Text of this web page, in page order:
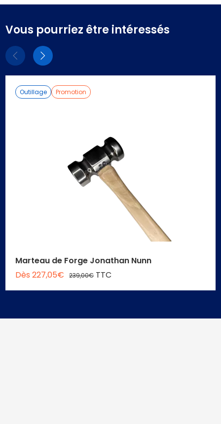
Vous pourriez être intéressés
ElémentsEléments
Outillage Promotion
Marteau de Forge Jonathan Nunn
Dès 227,05€
239,00€TTC